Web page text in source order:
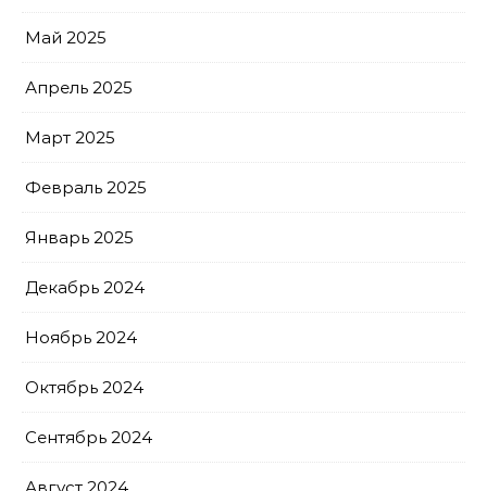
Май 2025
Апрель 2025
Март 2025
Февраль 2025
Январь 2025
Декабрь 2024
Ноябрь 2024
Октябрь 2024
Сентябрь 2024